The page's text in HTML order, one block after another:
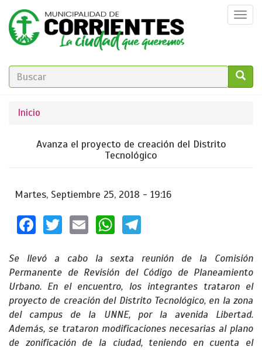
Pasar
contenido
principal
FORMULARIO
BÚSQUEDA
Se
encuentra
Inicio
Avanza el proyecto de creación del Distrito
Tecnológico
Martes, Septiembre 25, 2018 - 19:16
Facebook
TwitterEmailWhatsApp
Se llevó a cabo la sexta reunión de la Comisión
Permanente de Revisión del Código de Planeamiento
Urbano. En el encuentro, los integrantes trataron el
proyecto de creación del Distrito Tecnológico, en la zona
del campus de la UNNE, por la avenida Libertad.
Además, se trataron modificaciones necesarias al plano
de zonificación de la ciudad, teniendo en cuenta el